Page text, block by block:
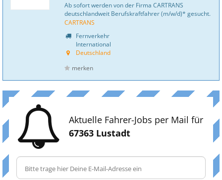
Ab sofort werden von der Firma CARTRANS
deutschlandweit Berufskraftfahrer (m/w/d)* gesucht.
CARTRANS
Fernverkehr
International
Deutschland
merken
Aktuelle Fahrer-Jobs per Mail für
67363 Lustadt